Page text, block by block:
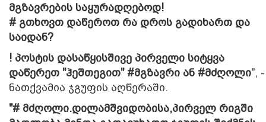
მგზავრების საყურადღებოდ!
# გთხოვთ დაწეროთ რა დროს გადიხართ და
საიდან?
! პოსტის დასაწყისშივე პირველი სიტყვა
დაწერეთ "ჰეშთეგით" #მგზავრი ან #მძღოლი", -
ნათქვამია ჯგუფის აღწერაში.
"# მძღოლი.დილამშვიდობისა,პირველ რიგში